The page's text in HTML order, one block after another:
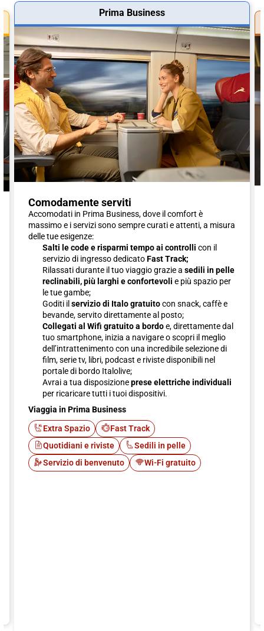
Prima Business
Comodamente serviti
Accomodati in Prima Business, dove il comfort è
massimo e i servizi sono sempre curati e attenti, a misura
delle tue esigenze:
Salti le code e risparmi tempo ai controlli con il
servizio di ingresso dedicatoFast Track;
Rilassati durante il tuo viaggio grazie a sedili in pelle
reclinabili, più larghi e confortevoli e più spazio per
le tue gambe;
Goditi il servizio di Italo gratuitocon snack, caffè e
bevande, servito direttamente al posto;
Collegati al Wifi gratuito a bordoe, direttamente dal
tuo smartphone, inizia a navigare o scopri il meglio
dell’intrattenimento con una incredibile selezione di
film, serie tv, libri, podcast e riviste disponibili nel
portale di bordo Italolive;
Avrai a tua disposizioneprese elettriche individuali
per ricaricare tutti i tuoi dispositivi.
Viaggia in Prima Business
Extra Spazio
Fast Track
Quotidiani e riviste
Sedili in pelle
Servizio di benvenuto
Wi-Fi gratuito